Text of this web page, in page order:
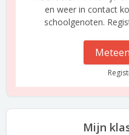
en weer in contact
schoolgenoten.
Mijn